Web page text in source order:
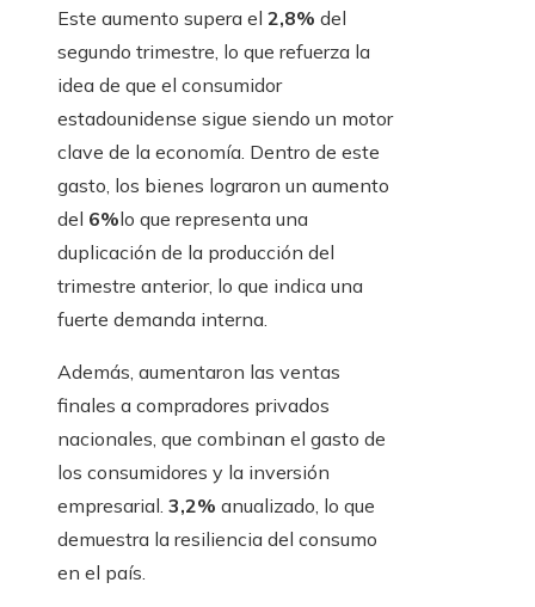
Este aumento supera el 2,8% del
segundo trimestre, lo que refuerza la
idea de que el consumidor
estadounidense sigue siendo un motor
clave de la economía. Dentro de este
gasto, los bienes lograron un aumento
del 6%lo que representa una
duplicación de la producción del
trimestre anterior, lo que indica una
fuerte demanda interna.
Además, aumentaron las ventas
finales a compradores privados
nacionales, que combinan el gasto de
los consumidores y la inversión
empresarial. 3,2% anualizado, lo que
demuestra la resiliencia del consumo
en el país.